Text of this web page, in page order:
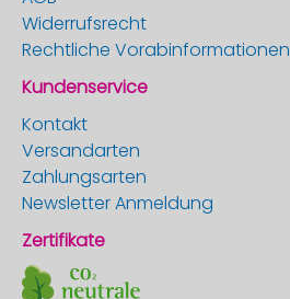
Widerrufsrecht
Rechtliche Vorabinformationen
Kundenservice
Kontakt
Versandarten
Zahlungsarten
Newsletter Anmeldung
Zertifikate